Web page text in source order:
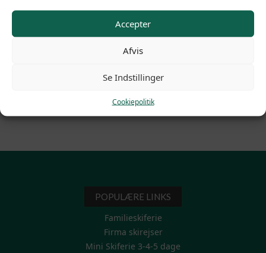
Accepter
Afvis
Se Indstillinger
Cookiepolitik
centrum finder I restauranter, indkøbsmuligheder
og butikker.
byde jer velkommen i sommerferien.
POPULÆRE LINKS
Familieskiferie
Firma skirejser
Mini Skiferie 3-4-5 dage